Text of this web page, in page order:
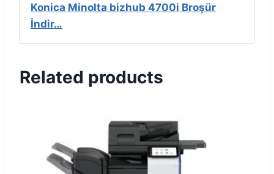
Konica Minolta bizhub 4700i Broşür
İndir…
Related products